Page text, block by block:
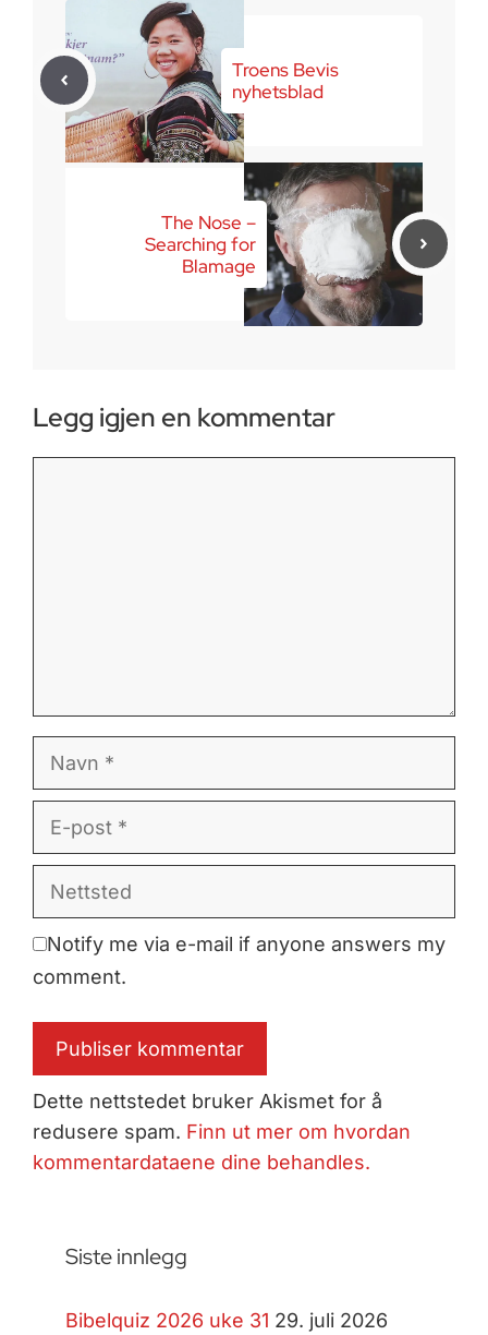
Troens Bevis
nyhetsblad
The Nose –
Searching for
Blamage
Legg igjen en kommentar
post
Notify me via e-mail if anyone answers my
comment.
Dette nettstedet bruker Akismet for å
redusere spam. Finn ut mer om hvordan
kommentardataene dine behandles.
Siste innlegg
Bibelquiz 2026 uke 31 29. juli 2026